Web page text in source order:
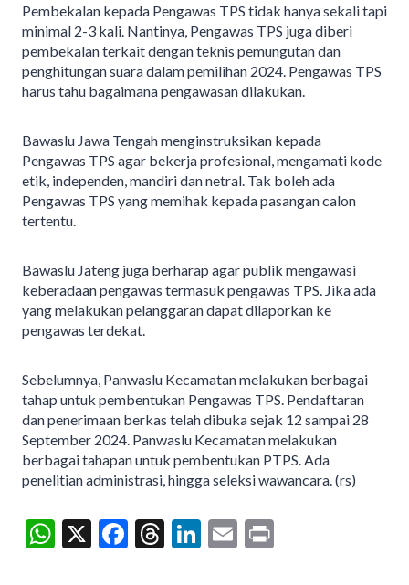
Pembekalan kepada Pengawas TPS tidak hanya sekali tapi
minimal 2-3 kali. Nantinya, Pengawas TPS juga diberi
pembekalan terkait dengan teknis pemungutan dan
penghitungan suara dalam pemilihan 2024. Pengawas TPS
harus tahu bagaimana pengawasan dilakukan.
Bawaslu Jawa Tengah menginstruksikan kepada
Pengawas TPS agar bekerja profesional, mengamati kode
etik, independen, mandiri dan netral. Tak boleh ada
Pengawas TPS yang memihak kepada pasangan calon
tertentu.
Bawaslu Jateng juga berharap agar publik mengawasi
keberadaan pengawas termasuk pengawas TPS. Jika ada
yang melakukan pelanggaran dapat dilaporkan ke
pengawas terdekat.
Sebelumnya, Panwaslu Kecamatan melakukan berbagai
tahap untuk pembentukan Pengawas TPS. Pendaftaran
dan penerimaan berkas telah dibuka sejak 12 sampai 28
September 2024. Panwaslu Kecamatan melakukan
berbagai tahapan untuk pembentukan PTPS. Ada
penelitian administrasi, hingga seleksi wawancara. (rs)
W X
F
T
Li E